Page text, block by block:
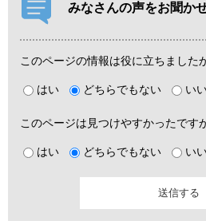
みなさんの声をお聞か
このページの情報は役に立ちました
はい どちらでもない い
このページは見つけやすかったです
はい どちらでもない い